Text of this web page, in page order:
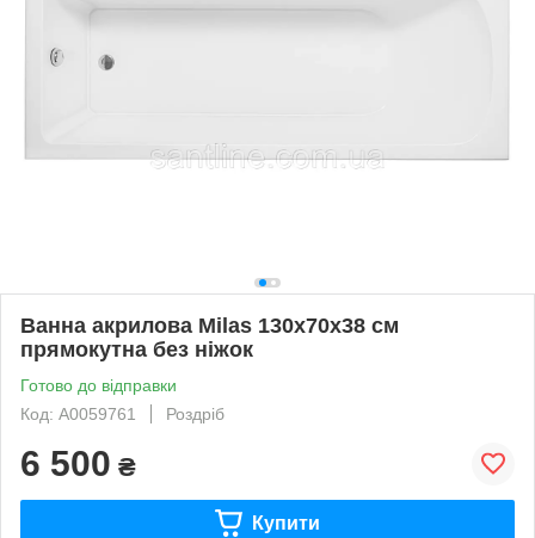
Ванна акрилова Milas 130x70х38 см
прямокутна без ніжок
Готово до відправки
Код: А0059761
Роздріб
6 500 ₴
Купити